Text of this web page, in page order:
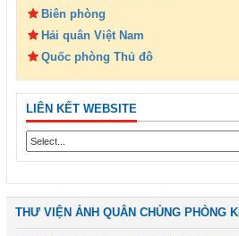
Biên phòng
Hải quân Việt Nam
Quốc phòng Thủ đô
LIÊN KẾT WEBSITE
THƯ VIỆN ẢNH QUÂN CHỦNG PHÒNG